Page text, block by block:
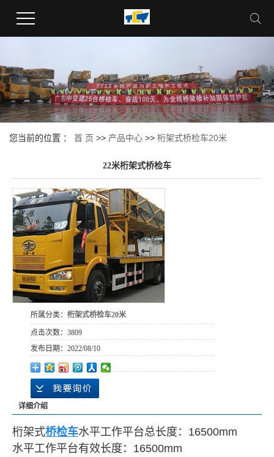
您当前的位置 ： 首 页 >> 产品中心 >> 桁架式桥检车20米
22米桁架式桥检车
所属分类： 桁架式桥检车20米
点击次数： 3809
发布日期： 2022/08/10
详细介绍
桁架式桥检车水平工作平台总长度：16500mm
水平工作平台有效长度：16500mm